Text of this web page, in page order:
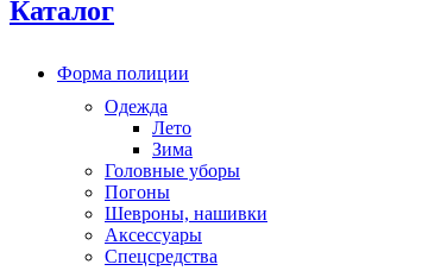
Каталог
Форма полиции
Одежда
Лето
Зима
Головные уборы
Погоны
Шевроны, нашивки
Аксессуары
Спецсредства